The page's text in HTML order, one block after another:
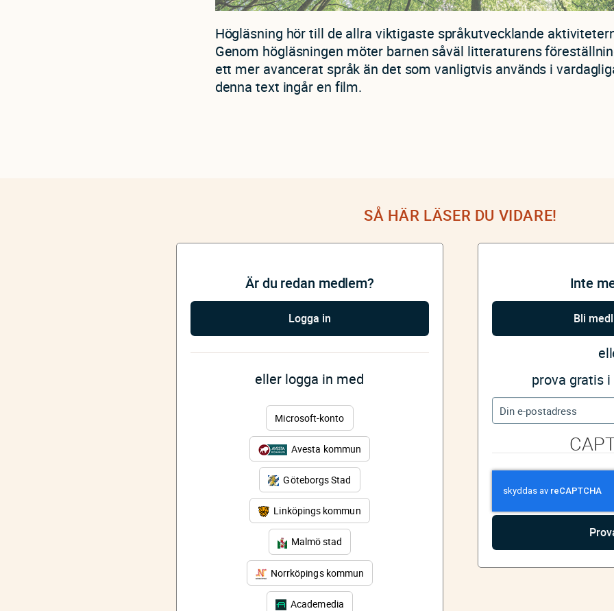
Högläsning hör till de allra viktigaste språkutvecklande
Genom högläsningen möter barnen såväl litteraturens
ett mer avancerat språk än det som vanligtvis används i
denna text ingår en film.
SÅ HÄR LÄSER DU VIDARE!
Är du redan medlem?
Logga in
eller logga in med
Microsoft-konto
Avesta kommun
Göteborgs Stad
Linköpings kommun
Malmö stad
Norrköpings kommun
Academedia
Inte
Bli
prova gratis